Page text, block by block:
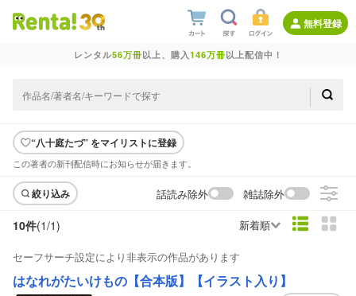
無料登録
レンタル56万冊以上、購入146万冊以上配信中！
“八十庭たづ” をマイリストに登録
この著者の新刊配信時にお知らせが届きます。
絞り込み 話読み除外 雑誌除外
10件(1/1) 新着順
セーフサーチ設定により非表示の作品があります
はなれがたいけもの【合本版】【イラスト入り】